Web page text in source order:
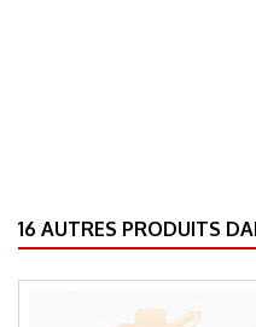
16 AUTRES PRODUITS